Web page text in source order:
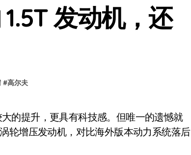
发动机，还
#高尔夫
轮增压发动机，对比海外版本动力系统落后